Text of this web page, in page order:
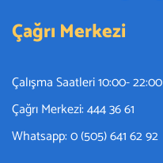
Çağrı Merkezi
Çalışma Saatleri 10:00- 22:00
Çağrı Merkezi: 444 36 61
Whatsapp: 0 (505) 641 62 92